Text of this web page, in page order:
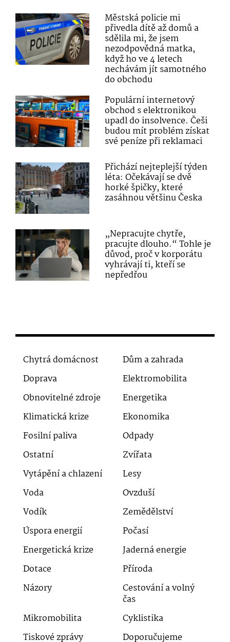
Městská policie mi
přivedla dítě až domů a
sdělila mi, že jsem
nezodpovědná matka,
když ho ve 4 letech
nechávám jít samotného
do obchodu
Populární internetový
obchod s elektronikou
upadl do insolvence. Češi
budou mít problém získat
své peníze při reklamaci
Přichází nejteplejší týden
léta: Očekávají se dvě
horké špičky, které
zasáhnou většinu Česka
„Nepracujte chytře,
pracujte dlouho.“ Tohle je
důvod, proč v korporátu
vyhrávají ti, kteří se
nepředřou
Chytrá domácnost
Dům a zahrada
Doprava
Elektromobilita
Obnovitelné zdroje
Energetika
Klimatická krize
Ekonomika
Fosilní paliva
Odpady
Ostatní
Zvířata
Vytápění a chlazení
Lesy
Voda
Ovzduší
Vodík
Zemědělství
Úspora energií
Počasí
Energetická krize
Jaderná energie
Dotace
Příroda
Názory
Cestování a volný
čas
Mikromobilita
Cyklistika
Tiskové zprávy
Doporučujeme